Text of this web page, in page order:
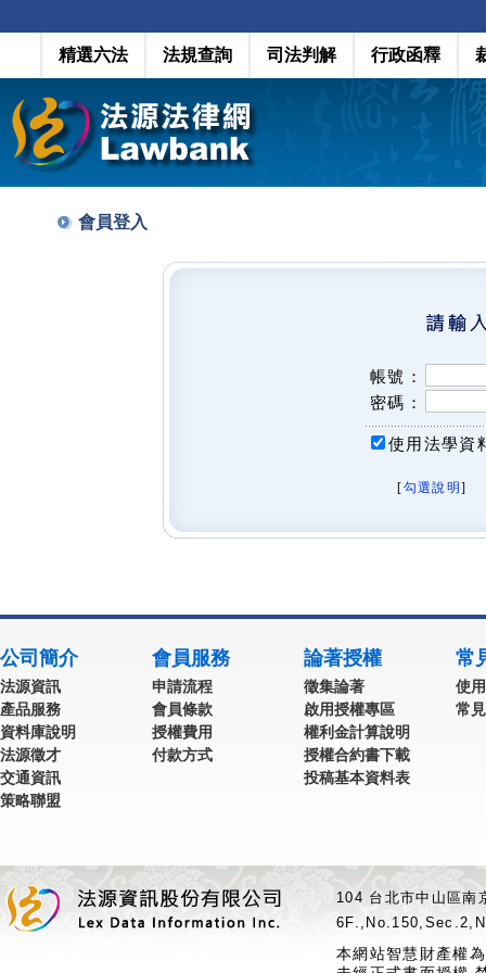
精選六法 法規查詢 司法判解 行政函釋
會員登入
帳號：
密碼：
使用法學資
[勾選說明 ]
公司簡介
法源資訊
產品服務
資料庫說明
法源徵才
交通資訊
策略聯盟
會員服務
申請流程
會員條款
授權費用
付款方式
論著授權
徵集論著
啟用授權專區
權利金計算說明
授權合約書下載
投稿基本資料表
常
使
常
104 台北市中山區
本網站智慧財產權